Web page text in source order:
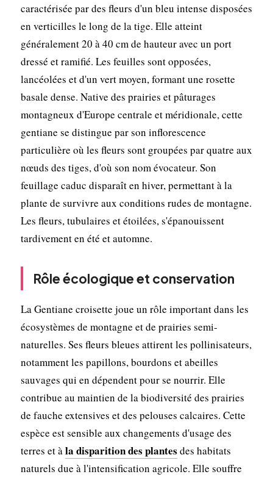
caractérisée par des fleurs d'un bleu intense disposées
en verticilles le long de la tige. Elle atteint
généralement 20 à 40 cm de hauteur avec un port
dressé et ramifié. Les feuilles sont opposées,
lancéolées et d'un vert moyen, formant une rosette
basale dense. Native des prairies et pâturages
montagneux d'Europe centrale et méridionale, cette
gentiane se distingue par son inflorescence
particulière où les fleurs sont groupées par quatre aux
nœuds des tiges, d'où son nom évocateur. Son
feuillage caduc disparaît en hiver, permettant à la
plante de survivre aux conditions rudes de montagne.
Les fleurs, tubulaires et étoilées, s'épanouissent
tardivement en été et automne.
Rôle écologique et conservation
La Gentiane croisette joue un rôle important dans les
écosystèmes de montagne et de prairies semi-
naturelles. Ses fleurs bleues attirent les pollinisateurs,
notamment les papillons, bourdons et abeilles
sauvages qui en dépendent pour se nourrir. Elle
contribue au maintien de la biodiversité des prairies
de fauche extensives et des pelouses calcaires. Cette
espèce est sensible aux changements d'usage des
terres et àla disparition des plantes des habitats
naturels due à l'intensification agricole. Elle souffre